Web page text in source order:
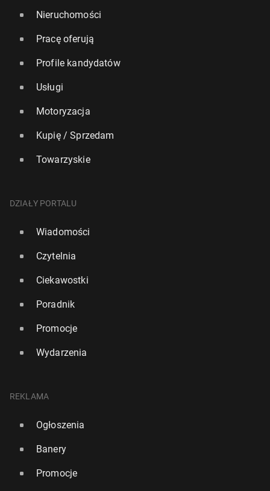
Nieruchomości
Pracę oferują
Profile kandydatów
Usługi
Motoryzacja
Kupię / Sprzedam
Towarzyskie
DZIAŁY PORTALU
Wiadomości
Czytelnia
Ciekawostki
Poradnik
Promocje
Wydarzenia
REKLAMA
Ogłoszenia
Banery
Promocje